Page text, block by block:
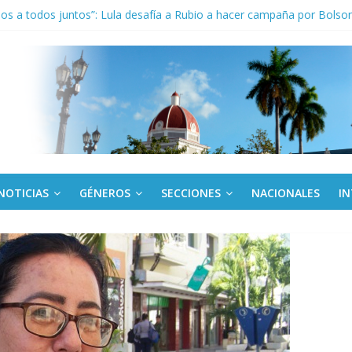
a todos juntos”: Lula desafía a Rubio a hacer campaña por
cubana amante de la Estomatología, dice NO al bloqueo
en Panamá condenan injerencia EEUU en zona franca
del Norte rechazan hostilidad de EE.UU. vs Cuba
GÉNEROS SECCIONES NACIONALES